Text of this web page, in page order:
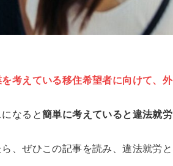
考えている移住希望者に向けて、
なると簡単に考えていると違法就
、ぜひこの記事を読み、違法就労